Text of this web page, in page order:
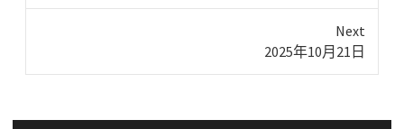
Next
2025年10月21日